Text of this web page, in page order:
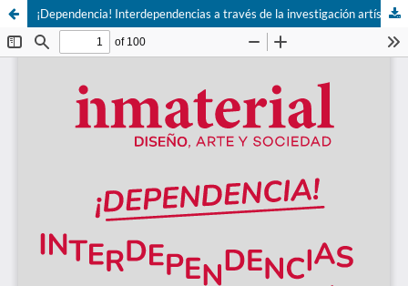
¡Dependencia! Interdependencias a través de la investigación artística y en diseño.